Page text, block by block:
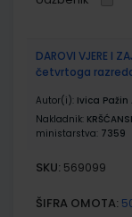
DAROVI VJERE I
četvrtoga
Autor(i): Ivica Pažin
Nakladnik:
ministarstva: 7359
SKU: 569099
ŠIFRA OMOTA: